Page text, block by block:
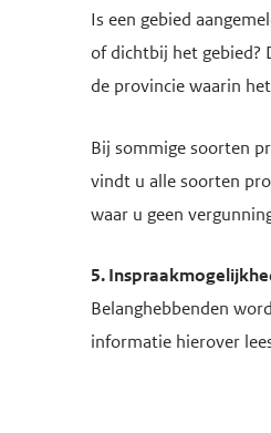
Is een gebied
of dichtbij het gebied?
de provincie waarin
Bij sommige soorten
vindt u alle soorten
waar u geen
5.
Belanghebbenden
informatie hierover